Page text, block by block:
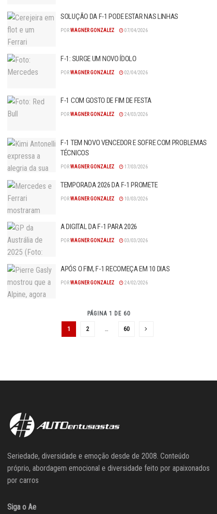
SOLUÇÃO DA F-1 PODE ESTAR NAS LINHAS
PORWAGNER GONZALEZ 07/04/2026
F-1: SURGE UM NOVO ÍDOLO
PORWAGNER GONZALEZ 02/04/2026
F-1 COM GOSTO DE FIM DE FESTA
PORWAGNER GONZALEZ 24/03/2026
F-1 TEM NOVO VENCEDOR E SOFRE COM PROBLEMAS
TÉCNICOS
PORWAGNER GONZALEZ 17/03/2026
TEMPORADA 2026 DA F-1 PROMETE
PORWAGNER GONZALEZ 10/03/2026
A DIGITAL DA F-1 PARA 2026
PORWAGNER GONZALEZ 03/03/2026
APÓS O FIM, F-1 RECOMEÇA EM 10 DIAS
PORWAGNER GONZALEZ 24/02/2026
PÁGINA 1 DE 60
1 2 … 60
Seriedade, diversidade e emoção desde de 2008. Conteúdo
próprio, abordagem emocional e diversidade feito por apaixonados
por carros
Siga o Ae